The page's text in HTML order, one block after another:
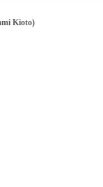
Kioto)